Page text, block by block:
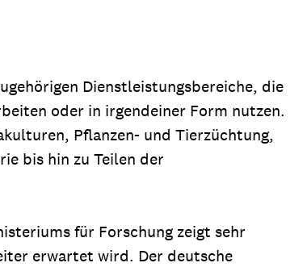
Dienstleistungsbereiche, die
oder in irgendeiner Form nutzen.
Pflanzen- und Tierzüchtung,
bis hin zu Teilen der
für Forschung zeigt sehr
erwartet wird. Der deutsche